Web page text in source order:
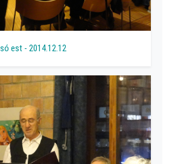
est - 2014.12.12